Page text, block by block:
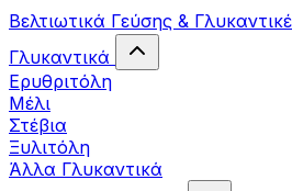
Βελτιωτικά Γεύσης &
Γλυκαντικά
Ερυθριτόλη
Μέλι
Στέβια
Ξυλιτόλη
Άλλα Γλυκαντικά